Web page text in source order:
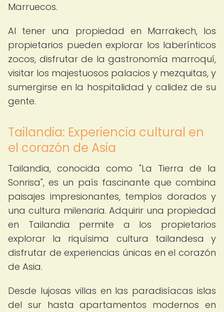
Marruecos.
Al tener una propiedad en Marrakech, los
propietarios pueden explorar los laberínticos
zocos, disfrutar de la gastronomía marroquí,
visitar los majestuosos palacios y mezquitas, y
sumergirse en la hospitalidad y calidez de su
gente.
Tailandia: Experiencia cultural en
el corazón de Asia
Tailandia, conocida como "La Tierra de la
Sonrisa", es un país fascinante que combina
paisajes impresionantes, templos dorados y
una cultura milenaria. Adquirir una propiedad
en Tailandia permite a los propietarios
explorar la riquísima cultura tailandesa y
disfrutar de experiencias únicas en el corazón
de Asia.
Desde lujosas villas en las paradisíacas islas
del sur hasta apartamentos modernos en